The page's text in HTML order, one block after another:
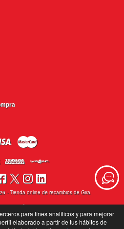
-Tienda online de recambios de Gira
para fines analíticos y para mejorar
elaborado a partir de tus hábitos de